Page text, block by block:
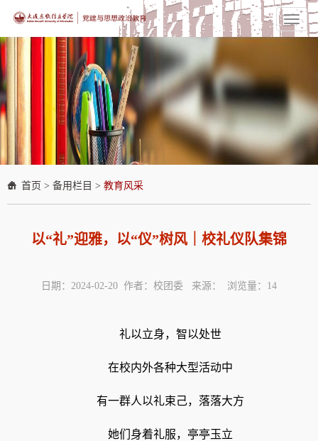
Toggle
首页 > 备用栏目 > 教育风采
以“礼”迎雅，以“仪”树风｜校礼仪队集锦
日期：2024-02-20 作者：校团委 来源： 浏览量： 14
礼以立身，智以处世
在校内外各种大型活动中
有一群人以礼束己，落落大方
她们身着礼服，亭亭玉立